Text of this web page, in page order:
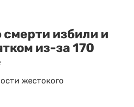
избили и
из-за 170
жестокого